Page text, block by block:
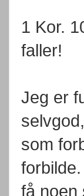
1 Kor.
faller!
Jeg er
som
få noen